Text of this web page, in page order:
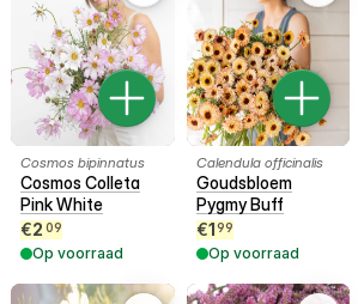
Cosmos bipinnatus
Cosmos Colleta
Pink White
€2 09
Op voorraad
Calendula officinalis
Goudsbloem
Pygmy Buff
€199
Op voorraad